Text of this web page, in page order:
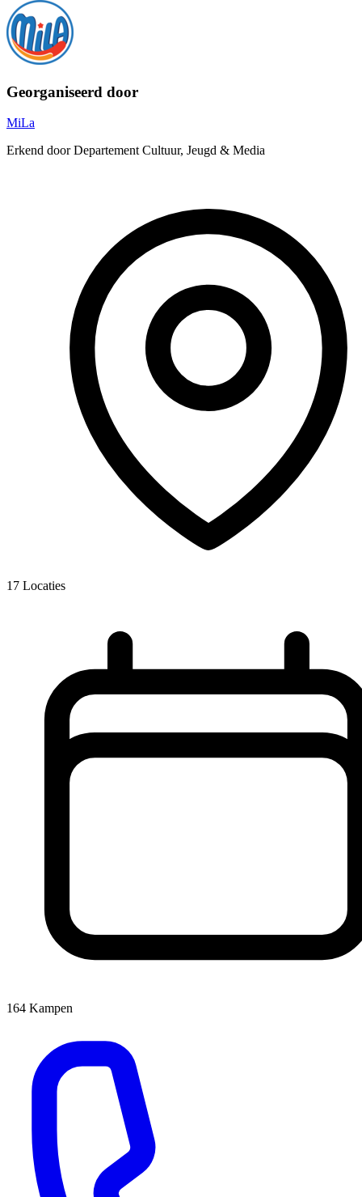
Georganiseerd door
MiLa
Erkend door Departement Cultuur, Jeugd & Media
17 Locaties
164 Kampen